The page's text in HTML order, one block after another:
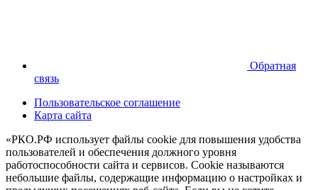
Обратная
связь
Пользовательское соглашение
Карта сайта
«РКО.РФ использует файлы cookie для повышения удобства
пользователей и обеспечения должного уровня
работоспособности сайта и сервисов. Cookie называются
небольшие файлы, содержащие информацию о настройках и